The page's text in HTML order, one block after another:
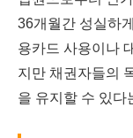
36개월간 성실하
용카드 사용이나
지만 채권자들의
을 유지할 수 있다